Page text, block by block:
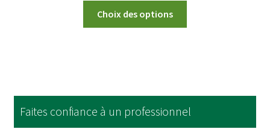
€22,60
through
Choix des options
options
may
be
Faites confiance à un professionnel